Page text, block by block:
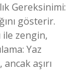
Gereksinimi:
gösterir.
ile zengin,
Yaz
aşırı